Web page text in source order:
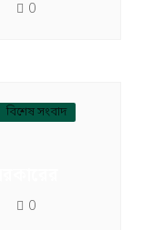
0
বিশেষ সংবাদ
0